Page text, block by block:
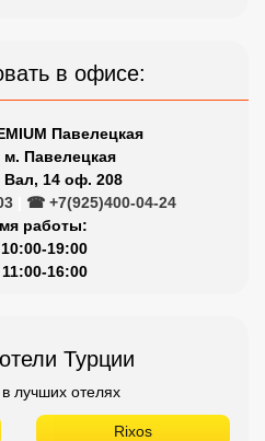
в офисе:
Павелецкая
м. Павелецкая
Вал, 14 оф. 208
☎ +7(925)400-04-24
работы:
19:00
16:00
Турции
лучших отелях
Rixos